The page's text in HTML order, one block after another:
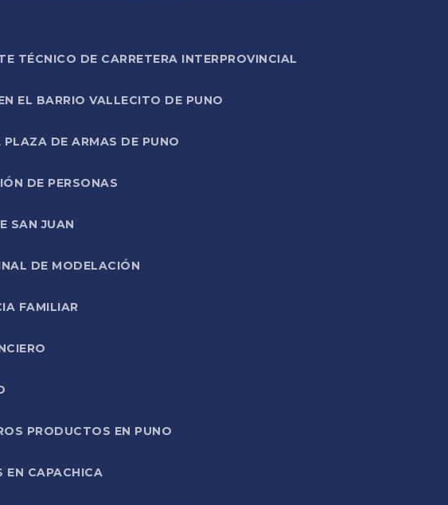
TÉCNICO DE CARRETERA INTERPROVINCIAL
EL BARRIO VALLECITO DE PUNO
DE ARMAS DE PUNO
DE PERSONAS
SAN JUAN
DE MODELACIÓN
FAMILIAR
PRODUCTOS EN PUNO
EN CAPACHICA